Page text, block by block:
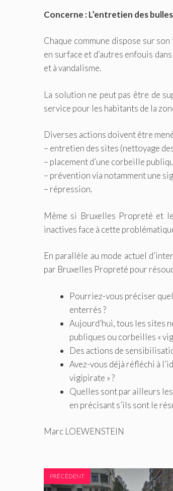
Concerne : L’entretien des
Chaque commune dispose sur
en surface et d’autres enfouis
et à vandalisme.
La solution ne peut pas être de
service pour les habitants de la
Diverses actions doivent être
– entretien des sites (nettoyage
– placement d’une corbeille
– prévention via notamment une
– répression.
Même si Bruxelles Propreté et
inactives face à cette
En parallèle au mode actuel
par Bruxelles Propreté pour
Pourriez-vous préciser
enterrés ?
Aujourd’hui, tous les sites
publiques ou corbeilles «
Des actions de
Avez-vous déjà réfléchi à
vigipirate » ?
Quelles sont par ailleurs
en précisant s’ils sont le
Marc LOEWENSTEIN
PRÉCÉDENT